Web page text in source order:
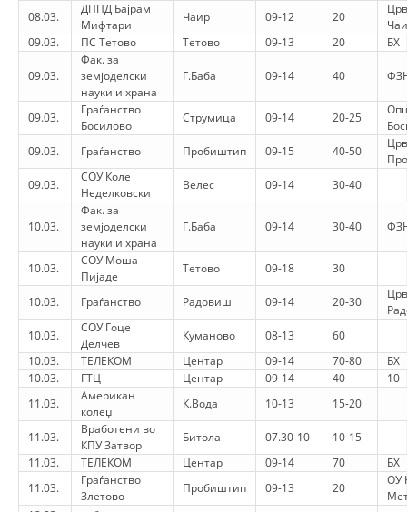
PROMOVIMI I VLERAVE HUMANE
SOCIALO-HUMANITARE
SI TË JEPNI DONACIONE
EKIPE PËRGJIGJE DISASTER
STACIONIN E UJIT SHPËTIMIT – VODNO
EOK E CK
MARRDHËNJE ME PUBLIKUN
HULUMTIMI I OPINIONIT PUBLIK
BASHKËPUNIM NDËRKOMBËTAR
MARRËVESHJE
PROJEKTE
SHËRBIMI PËR KËRKIM
08.03.
ДППД Бајрам
Мифтари
Чаир 09-12 20
09.03.
ПС Тетово Тетово 09-13 20 БХ
09.03.
Фак. за
земјоделски
науки и храна
Г.Баба 09-14 40
09.03.
Граѓанство
Босилово
Струмица 09-14 20-25
09.03.
Граѓанство Пробиштип 09-15 40-50
09.03.
СОУ Коле
Неделковски
Велес 09-14 30-40
10.03.
Фак. за
земјоделски
науки и храна
Г.Баба 09-14 30-40
10.03.
СОУ Моша
Пијаде
Тетово 09-18 30
10.03. Граѓанство Радовиш 09-14 20-30
10.03.
СОУ Гоце
Делчев
Куманово 08-13
60
10.03.
ТЕЛЕКОМ Центар 09-14 70-80
БХ
10.03.
ГТЦ Центар 09-14 40
10
11.03.
Американ
колеџ
К.Вода 10-13 15-20
11.03.
Вработени во
КПУ Затвор
Битола 07.30-10
10-15
11.03.
ТЕЛЕКОМ Центар 09-14 70
БХ
11.03.
Граѓанство
Злетово
Пробиштип 09-13 20
ОУ